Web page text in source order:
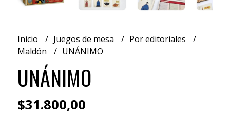
Inicio Juegos de mesa
Por editoriales
Maldón
UNÁNIMO
UNÁNIMO
$31.800,00